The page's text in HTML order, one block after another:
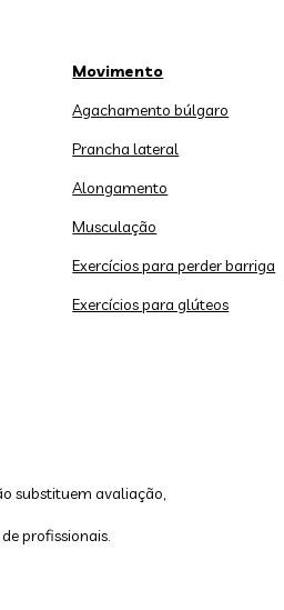
Movimento
Agachamento búlgaro
Prancha lateral
Alongamento
Musculação
Exercícios para perder barriga
Exercícios para glúteos
substituem avaliação,
profissionais.